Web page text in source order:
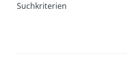
Suchkriterien